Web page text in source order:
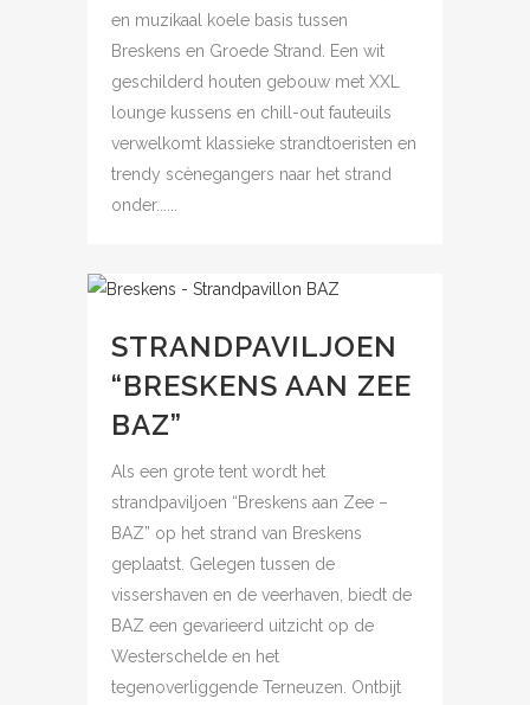
en muzikaal koele basis tussen
Breskens en Groede Strand. Een wit
geschilderd houten gebouw met XXL
lounge kussens en chill-out fauteuils
verwelkomt klassieke strandtoeristen en
trendy scènegangers naar het strand
onder......
STRANDPAVILJOEN
“BRESKENS AAN ZEE
BAZ”
Als een grote tent wordt het
strandpaviljoen “Breskens aan Zee –
BAZ” op het strand van Breskens
geplaatst. Gelegen tussen de
vissershaven en de veerhaven, biedt de
BAZ een gevarieerd uitzicht op de
Westerschelde en het
tegenoverliggende Terneuzen. Ontbijt